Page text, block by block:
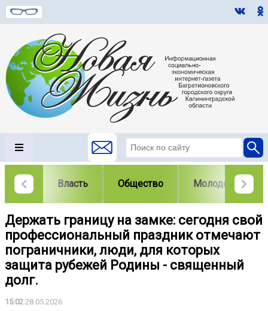
Власть Общество Молодежь
Держать границу на замке: сегодня свой
профессиональный праздник отмечают
пограничники, люди, для которых
защита рубежей Родины - священный
долг.
15:02 28.05.2026